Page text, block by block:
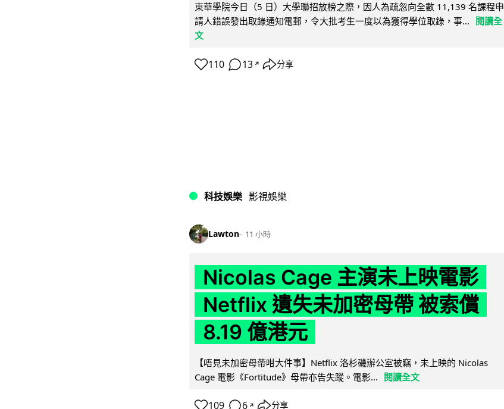
東華學院今日（5 日）大學聯招放榜之際，因人為疏忽向全數 11,139 名課程申
請人錯誤發出取錄通知電郵，令大批考生一度以為獲得學位取錄，事...
閱讀全
文
110 13 ↗ 分享
科技娛樂 影視娛樂
Lawton 11 小時
Nicolas Cage 主演未上映電影
Netflix 遺失未加密母帶 被索償
8.19 億港元
【唔見未加密母帶咁大件事】Netflix 洛杉磯辦公室被竊，未上映的 Nicolas
Cage 電影《Fortitude》母帶亦告失蹤。電影... 閱讀全文
109 6 ↗ 分享